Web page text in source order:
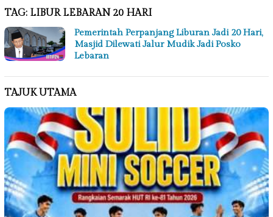
TAG: LIBUR LEBARAN 20 HARI
Pemerintah Perpanjang Liburan Jadi 20 Hari,
Masjid Dilewati Jalur Mudik Jadi Posko
Lebaran
TAJUK UTAMA